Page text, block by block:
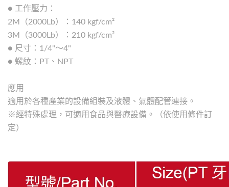
● 工作壓力：
2M（2000Lb）：140 kgf/cm²
3M（3000Lb）：210 kgf/cm²
● 尺寸：1/4"～4"
● 螺紋：PT、NPT
應用
適用於各種產業的設備組裝及液體、氣體配管連接。
※經特殊處理，可適用食品與醫療設備。（依使用條件訂
定）